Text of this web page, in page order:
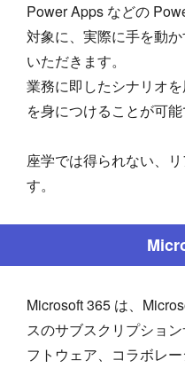
Power Apps などの
対象に、実際に手を動
いただきます。
業務に即したシナリオ
を身につけることが可能
座学では得られない、
す。
Microsoft 365 は、
スのサブスクリプショ
フトウェア、コラボレ